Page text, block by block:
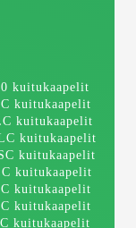
kuitukaapelit
kuitukaapelit
kuitukaapelit
kuitukaapelit
kuitukaapelit
kuitukaapelit
kuitukaapelit
kuitukaapelit
kuitukaapelit